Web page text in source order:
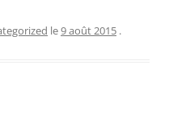
le9 août 2015 .